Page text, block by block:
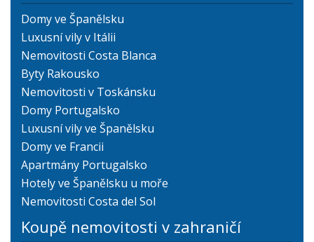
Domy ve Španělsku
Luxusní vily v Itálii
Nemovitosti Costa Blanca
Byty Rakousko
Nemovitosti v Toskánsku
Domy Portugalsko
Luxusní vily ve Španělsku
Domy ve Francii
Apartmány Portugalsko
Hotely ve Španělsku u moře
Nemovitosti Costa del Sol
Koupě nemovitosti v zahraničí